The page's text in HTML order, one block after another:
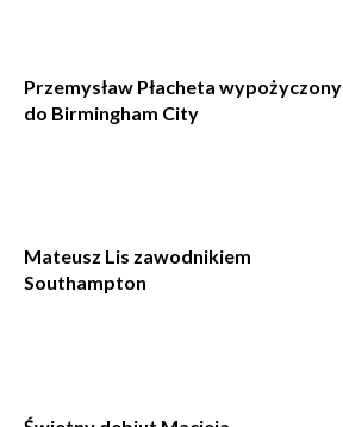
Przemysław Płacheta wypożyczony
do Birmingham City
Mateusz Lis zawodnikiem
Southampton